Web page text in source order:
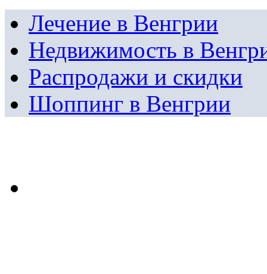
Лечение в Венгрии
Недвижимость в
Распродажи и скидки
Шоппинг в Венгрии